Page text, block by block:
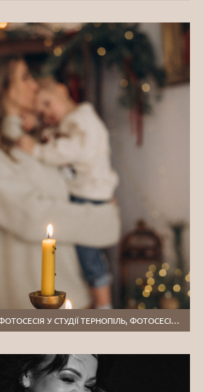
НОВОРІЧНА СІМЕЙНА ФОТОСЕСІЯ У СТУДІЇ ТЕРНОПІЛЬ, ФОТОСЕСІЯ МАМИ ТА ДИТИНИ, СІМЕЙНИЙ ФОТОГРАФ ТЕРНОПІЛЬ, НОВОРІЧНА ЗЙОМКА